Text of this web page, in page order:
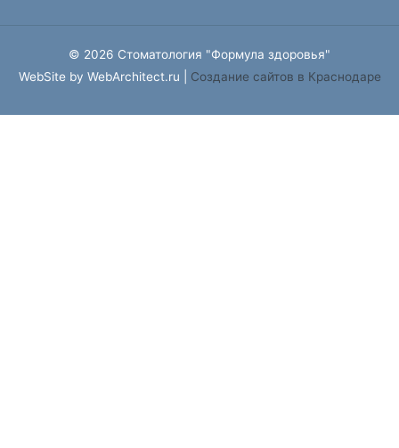
© 2026 Стоматология "Формула здоровья"
WebSite by WebArchitect.ru | Cоздание сайтов в Краснодаре